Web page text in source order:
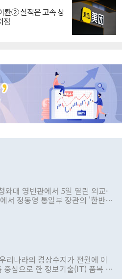
퇀② 실적은 고속 상
점
대 영빈관에서 5일 열린 외교·
서 정동영 통일부 장관의 '한반도
안을 정책으로 추진하겠다고 공
비판을 내놨다. 그동안 정 장
은 여러 번 있지만 대통령과 유
표명한 것은 이례적이다. 정 장
야 한다는 목소리도 높아지고 있
리나라의 경상수지가 전월에 이
중심으로 한 정보기술(IT) 품목 수